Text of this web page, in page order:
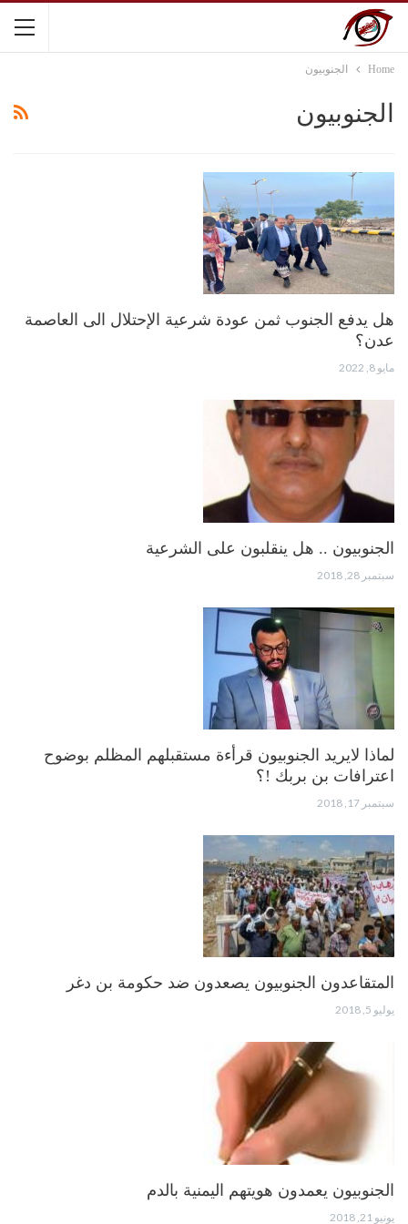
Home الجنوبيون
الجنوبيون
هل يدفع الجنوب ثمن عودة شرعية الإحتلال الى العاصمة
عدن؟
مايو 8, 2022
الجنوبيون .. هل ينقلبون على الشرعية
سبتمبر 28, 2018
لماذا لايريد الجنوبيون قرأءة مستقبلهم المظلم بوضوح
اعترافات بن بربك !؟
سبتمبر 17, 2018
المتقاعدون الجنوبيون يصعدون ضد حكومة بن دغر
يوليو 5, 2018
الجنوبيون يعمدون هويتهم اليمنية بالدم
يونيو 21, 2018